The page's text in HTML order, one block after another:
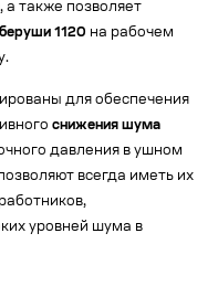
а также позволяет
1120 на рабочем
для обеспечения
снижения шума
давления в ушном
всегда иметь их
уровней шума в